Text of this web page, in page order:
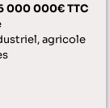
000 000€ TTC
agricole